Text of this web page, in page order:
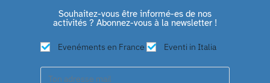
Souhaitez-vous être informé-es de nos
activités ? Abonnez-vous à la newsletter !
Evenéments en France Eventi in Italia